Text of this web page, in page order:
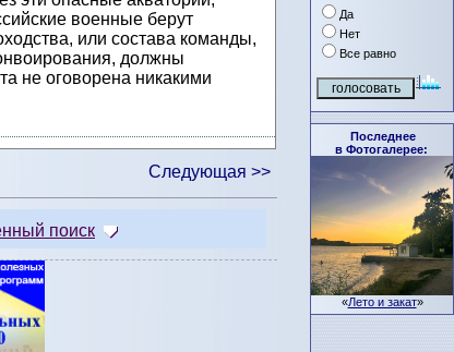
Да
Нет
Все равно
Последнее
в Фотогалерее:
«Лето и закат»
военные берут
или состава команды,
должны
не оговорена никакими
Следующая >>
поиск